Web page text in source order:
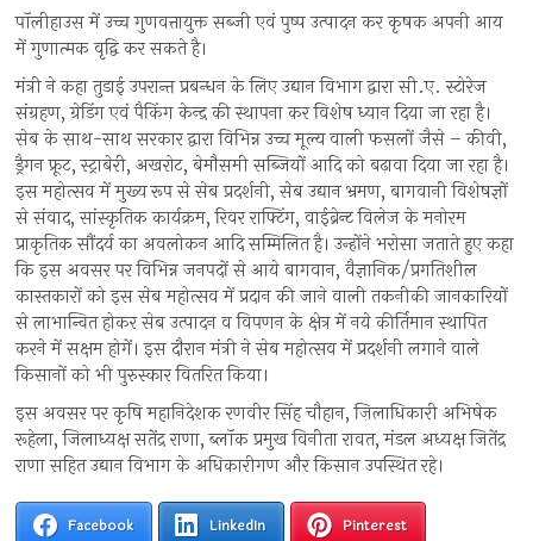
पॉलीहाउस में उच्च गुणवत्तायुक्त सब्जी एवं पुष्प उत्पादन कर कृषक अपनी आय
में गुणात्मक वृद्वि कर सकते है।
मंत्री ने कहा तुडाई उपरान्त प्रबन्धन के लिए उद्यान विभाग द्वारा सी.ए. स्टोरेज
संग्रहण, ग्रेडिंग एवं पैकिंग केन्द्र की स्थापना कर विशेष ध्यान दिया जा रहा है।
सेब के साथ-साथ सरकार द्वारा विभिन्न उच्च मूल्य वाली फसलों जैसे – कीवी,
ड्रैगन फ्रूट, स्ट्राबेरी, अखरोट, बेमौसमी सब्जियों आदि को बढ़ावा दिया जा रहा है।
इस महोत्सव में मुख्य रूप से सेब प्रदर्शनी, सेब उद्यान भ्रमण, बागवानी विशेषज्ञों
से संवाद, सांस्कृतिक कार्यक्रम, रिवर राफ्टिंग, वाईब्रेन्ट विलेज के मनोरम
प्राकृतिक सौंदर्य का अवलोकन आदि सम्मिलित है। उन्होंने भरोसा जताते हुए कहा
कि इस अवसर पर विभिन्न जनपदों से आये बागवान, वैज्ञानिक/प्रगतिशील
कास्तकारों को इस सेब महोत्सव में प्रदान की जाने वाली तकनीकी जानकारियों
से लाभान्वित होकर सेब उत्पादन व विपणन के क्षेत्र में नये कीर्तिमान स्थापित
करने में सक्षम होगें। इस दौरान मंत्री ने सेब महोत्सव में प्रदर्शनी लगाने वाले
किसानों को भी पुरुस्कार वितरित किया।
इस अवसर पर कृषि महानिदेशक रणवीर सिंह चौहान, ज़िलाधिकारी अभिषेक
रूहेला, जिलाध्यक्ष सतेंद्र राणा, ब्लॉक प्रमुख विनीता रावत, मंडल अध्यक्ष जितेंद्र
राणा सहित उद्यान विभाग के अधिकारीगण और किसान उपस्थित रहे।
Facebook LinkedIn Pinterest